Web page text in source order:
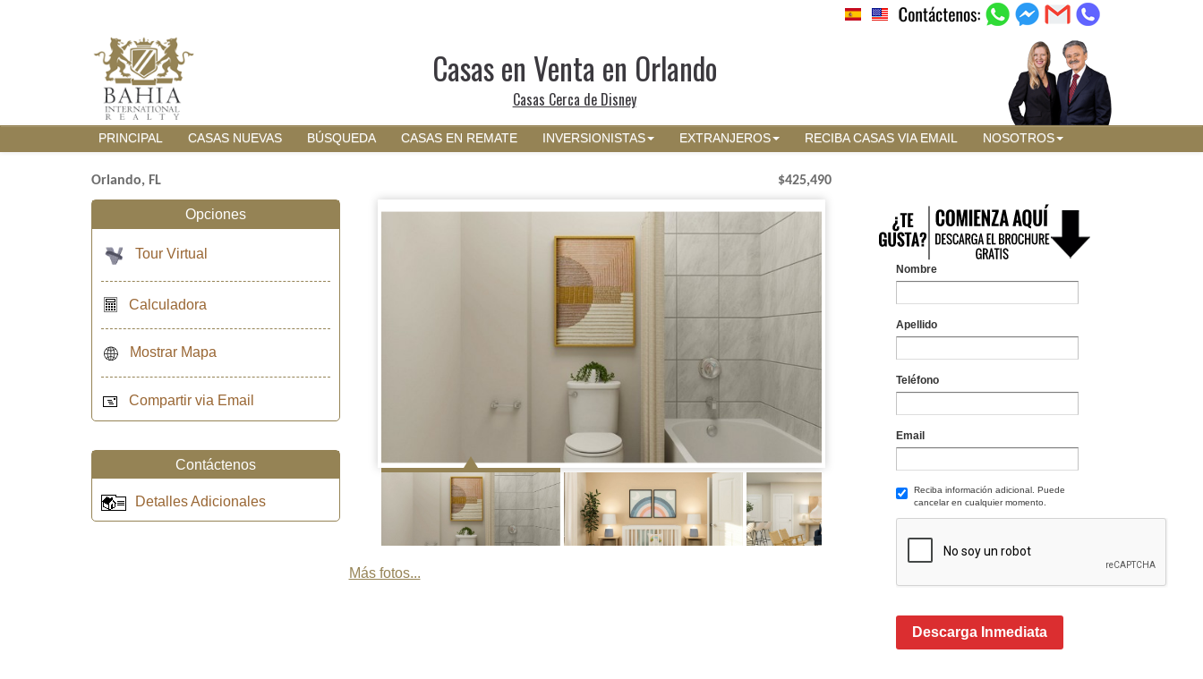
Casas en Venta en Orlando
Casas Cerca de Disney
PRINCIPAL CASAS NUEVAS BÚSQUEDA CASAS EN REMATE INVERSIONISTAS EXTRANJEROS RECIBA CASAS VIA EMAIL NOSOTROS
Orlando, FL $425,490
Más fotos...
Nombre
Apellido
Teléfono
Email
Reciba información adicional. Puede
cancelar en cualquier momento.
Descarga Inmediata
Opciones
Tour Virtual
Calculadora
Mostrar Mapa
Compartir via Email
Contáctenos
Detalles Adicionales